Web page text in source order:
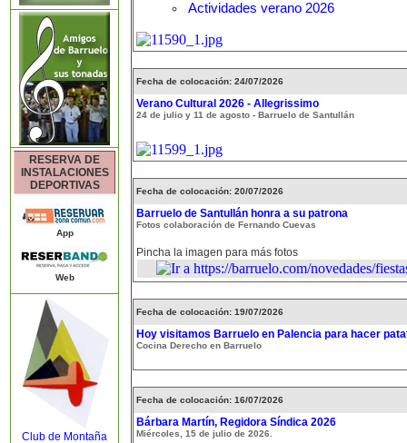
RESERVA DE
INSTALACIONES
DEPORTIVAS
App
Web
Club de Montaña
Actividades verano 2026
Fecha de colocación: 24/07/2026
Verano Cultural 2026 - Allegrissimo
24 de julio y 11 de agosto - Barruelo de Santullán
Fecha de colocación: 20/07/2026
Barruelo de Santullán honra a su patrona
Fotos colaboración de Fernando Cuevas
Pincha la imagen para más fotos
Fecha de colocación: 19/07/2026
Hoy visitamos Barruelo en Palencia para hacer
Cocina Derecho en Barruelo
Fecha de colocación: 16/07/2026
Bárbara Martín, Regidora Síndica 2026
Miércoles, 15 de julio de 2026.